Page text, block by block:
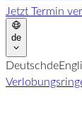
Jetzt Termin
de
Deutschde